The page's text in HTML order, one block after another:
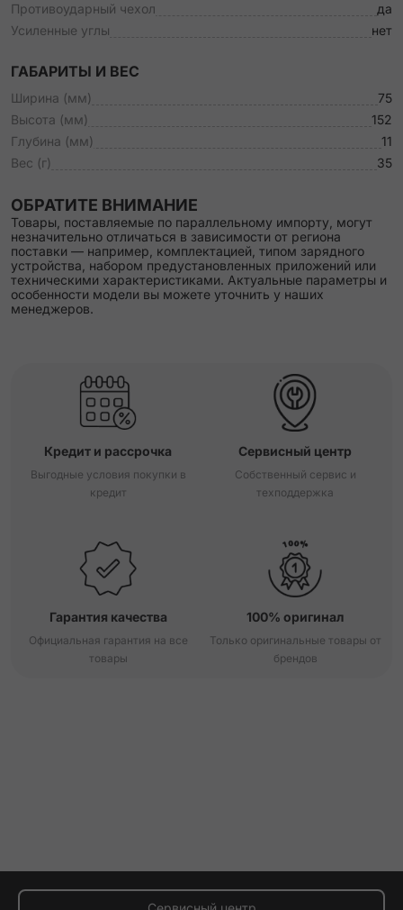
Противоударный чехол
да
Усиленные углы
нет
ГАБАРИТЫ И ВЕС
Ширина (мм)
75
Высота (мм)
152
Глубина (мм)
11
Вес (г)
35
ОБРАТИТЕ ВНИМАНИЕ
Товары, поставляемые по параллельному импорту, могут
незначительно отличаться в зависимости от региона
поставки — например, комплектацией, типом зарядного
устройства, набором предустановленных приложений или
техническими характеристиками. Актуальные параметры и
особенности модели вы можете уточнить у наших
менеджеров.
Кредит и рассрочка
Выгодные условия покупки в
кредит
Сервисный центр
Собственный сервис и
техподдержка
Гарантия качества
Официальная гарантия на все
товары
100% оригинал
Только оригинальные товары от
брендов